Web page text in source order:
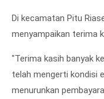
Di kecamatan Pitu
menyampaikan terima
"Terima kasih banyak
telah mengerti kondisi
menurunkan